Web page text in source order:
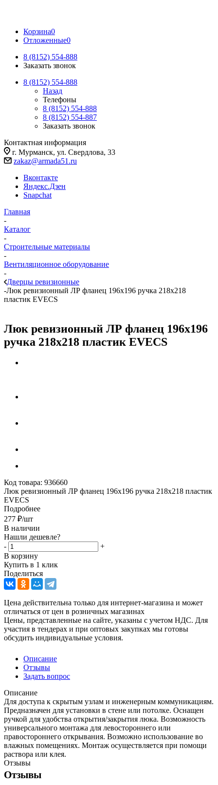
Корзина0
Отложенные0
8 (8152) 554-888
Заказать звонок
8 (8152) 554-888
Назад
Телефоны
8 (8152) 554-888
8 (8152) 554-887
Заказать звонок
Контактная информация
г. Мурманск, ул. Свердлова, 33
zakaz@armada51.ru
Вконтакте
Яндекс.Дзен
Snapchat
Главная
-
Каталог
-
Строительные материалы
-
Вентиляционное оборудование
-
Дверцы ревизионные
-Люк ревизионный ЛР фланец 196х196 ручка 218х218
пластик EVECS
Люк ревизионный ЛР фланец 196х196
ручка 218х218 пластик EVECS
Код товара: 936660
Люк ревизионный ЛР фланец 196х196 ручка 218х218 пластик
EVECS
Подробнее
277 ₽/шт
В наличии
Нашли дешевле?
-
+
В корзину
Купить в 1 клик
Поделиться
Цена действительна только для интернет-магазина и может
отличаться от цен в розничных магазинах
Цены, представленные на сайте, указаны с учетом НДС. Для
участия в тендерах и при оптовых закупках мы готовы
обсудить индивидуальные условия.
Описание
Отзывы
Задать вопрос
Описание
Для доступа к скрытым узлам и инженерным коммуникациям.
Предназначен для установки в стене или потолке. Оснащен
ручкой для удобства открытия/закрытия люка. Возможность
универсального монтажа для левостороннего или
правостороннего открывания. Возможно использование во
влажных помещениях. Монтаж осуществляется при помощи
раствора или клея.
Отзывы
Отзывы